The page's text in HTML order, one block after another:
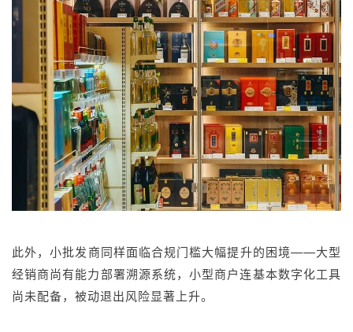
此外，小批发商同样面临合规门槛大幅提升的困境——大型
经销商尚有能力部署溯源系统，小型商户连基本数字化工具
尚未配备，被动退出风险显著上升。